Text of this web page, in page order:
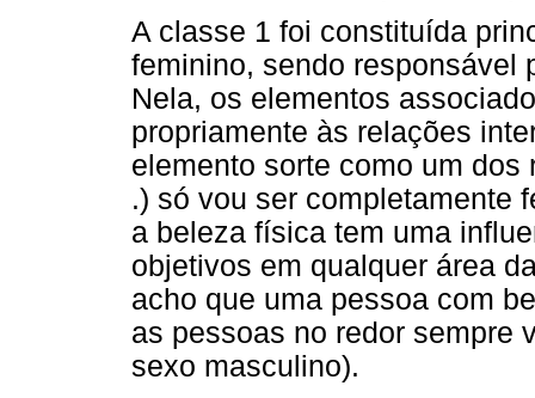
A classe 1 foi constituída
feminino, sendo responsável
Nela, os elementos
propriamente às relações
elemento sorte como um
.) só vou ser completamente
a beleza física tem uma
objetivos em qualquer área
acho que uma pessoa com
as pessoas no redor sempre
sexo masculino).